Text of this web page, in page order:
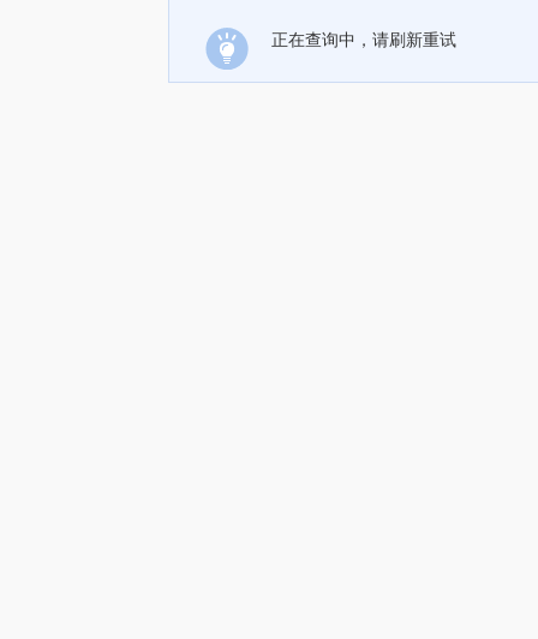
正在查询中，请刷新重试